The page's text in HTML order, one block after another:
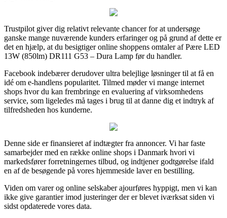
Trustpilot giver dig relativt relevante chancer for at undersøge
ganske mange nuværende kunders erfaringer og på grund af dette er
det en hjælp, at du besigtiger online shoppens omtaler af Pære LED
13W (850lm) DR111 G53 – Dura Lamp før du handler.
Facebook indebærer derudover ultra belejlige løsninger til at få en
idé om e-handlens popularitet. Tilmed møder vi mange internet
shops hvor du kan frembringe en evaluering af virksomhedens
service, som ligeledes må tages i brug til at danne dig et indtryk af
tilfredsheden hos kunderne.
Denne side er finansieret af indtægter fra annoncer. Vi har faste
samarbejder med en række online shops i Danmark hvori vi
markedsfører forretningernes tilbud, og indtjener godtgørelse ifald
en af de besøgende på vores hjemmeside laver en bestilling.
Viden om varer og online selskaber ajourføres hyppigt, men vi kan
ikke give garantier imod justeringer der er blevet iværksat siden vi
sidst opdaterede vores data.